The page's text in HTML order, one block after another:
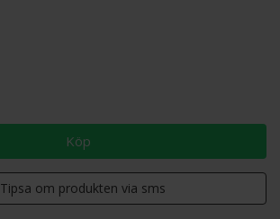
Köp
Tipsa om produkten via sms